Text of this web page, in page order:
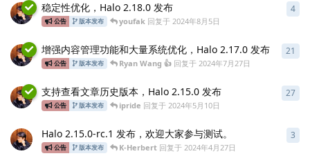
稳定性优化，Halo 2.18.0 发布
公告 版本发布 youfak回复于 2024年8月5日
4
增强内容管理功能和大量系统优化，Halo 2.17.0 发布
公告 版本发布 Ryan Wang 👍回复于 2024年7月27日
21
支持查看文章历史版本，Halo 2.15.0 发布
公告 版本发布 ipride 回复于 2024年5月10日
27
Halo 2.15.0-rc.1 发布，欢迎大家参与测试。
公告 版本发布 K-Herbert回复于 2024年4月27日
3